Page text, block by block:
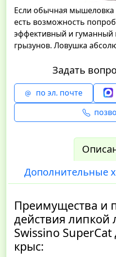
Если обычная мышеловка
есть возможность
эффективный и гуманный
грызунов. Ловушка
Задать
по эл. почте
Дополнительные
Преимущества и
действия липкой
Swissino
крыс: